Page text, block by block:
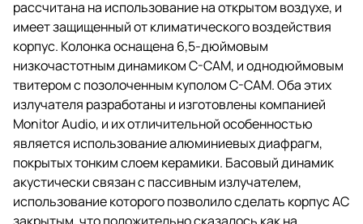
решетки.
рассчитана на использование на открытом воздухе, и
имеет защищенный от климатического воздействия
корпус. Колонка оснащена 6,5-дюймовым
низкочастотным динамиком C-CAM, и однодюймовым
твитером с позолоченным куполом C-CAM. Оба этих
излучателя разработаны и изготовлены компанией
Monitor Audio, и их отличительной особенностью
является использование алюминиевых диафрагм,
покрытых тонким слоем керамики. Басовый динамик
акустически связан с пассивным излучателем,
использование которого позволило сделать корпус АС